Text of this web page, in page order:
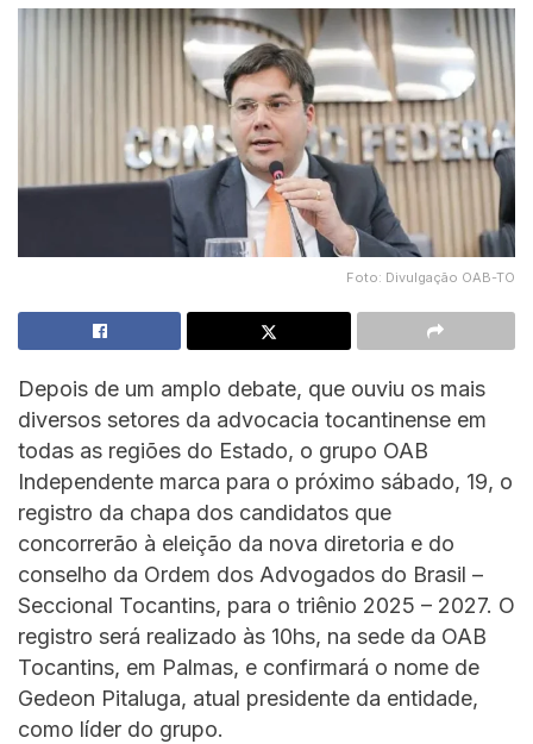
Foto: Divulgação OAB-TO
Depois de um amplo debate, que ouviu os mais
diversos setores da advocacia tocantinense em
todas as regiões do Estado, o grupo OAB
Independente marca para o próximo sábado, 19, o
registro da chapa dos candidatos que
concorrerão à eleição da nova diretoria e do
conselho da Ordem dos Advogados do Brasil –
Seccional Tocantins, para o triênio 2025 – 2027. O
registro será realizado às 10hs, na sede da OAB
Tocantins, em Palmas, e confirmará o nome de
Gedeon Pitaluga, atual presidente da entidade,
como líder do grupo.